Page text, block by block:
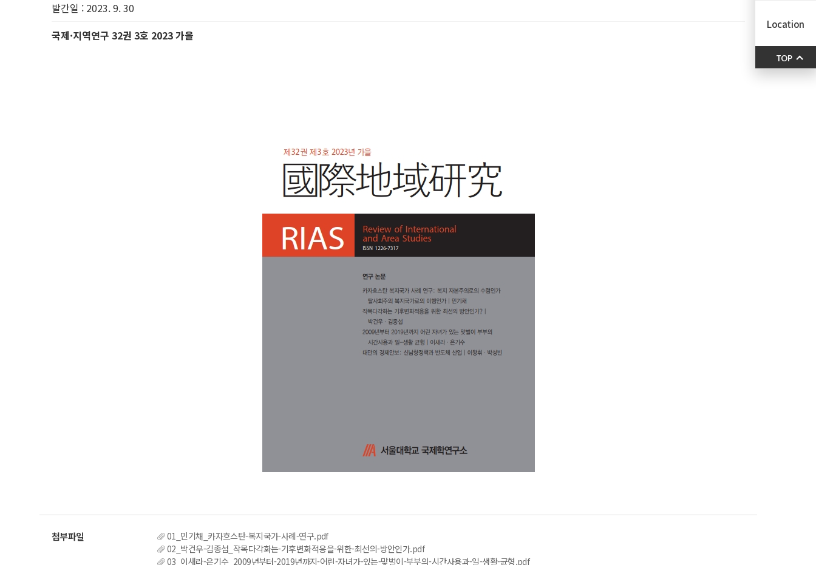
발간일 : 2023. 9. 30
국제·지역연구 32권 3호 2023 가을
01_민기채_카자흐스탄-복지국가-사례-연구.pdf
02_박건우-김종섭_작목다각화는-기후변화적응을-위한-최선의-방안인가.pdf
03_이새라-은기수_2009년부터-2019년까지-어린-자녀가-있는-맞벌이-부부의-시간사용과-일-생활-균형.pdf
Location
TOP